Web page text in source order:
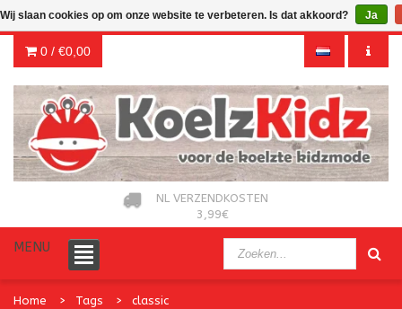
0 / €0,00
NL VERZENDKOSTEN
3,99€
MENU
Home Tags classic
Wij slaan cookies op om onze website te verbeteren. Is dat akkoord? Ja